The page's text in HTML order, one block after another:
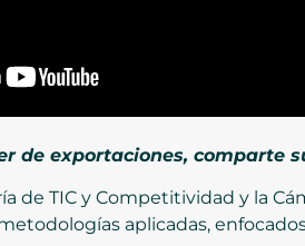
de exportaciones, comparte
de TIC y Competitividad y la
aplicadas,